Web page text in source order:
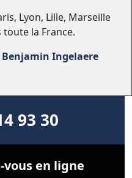
Lyon, Lille, Marseille
la France.
Ingelaere
93 30
en ligne